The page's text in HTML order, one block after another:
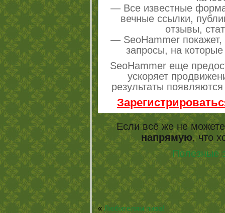
— Все известные
вечные ссылки,
отзывы,
— SeoHammer покажет,
запросы, на
SeoHammer еще
ускоряет
результаты
Если всё же не
напрямую, что
Полезные
«Любителям пива!